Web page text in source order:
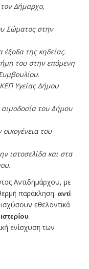
Δήμαρχο,
Σώματος στην
της κηδείας.
του στην επόμενη
Υγείας Δήμου
του Δήμου
του
ιστοσελίδα και στα
Αντιδημάρχου, με
παράκληση: αντί
εθελοντικά
.
ενίσχυση των